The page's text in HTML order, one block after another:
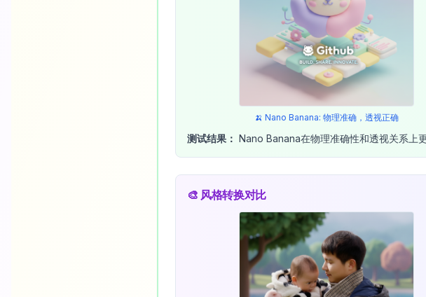
🍌 Nano Banana: 物理准确，透视正确
测试结果： Nano Banana在物理准确性和透视关系上
🎨 风格转换对比